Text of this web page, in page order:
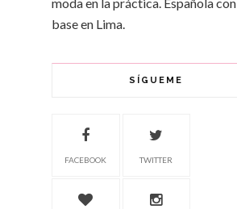
base en Lima.
SÍGUEME
FACEBOOK TWITTER